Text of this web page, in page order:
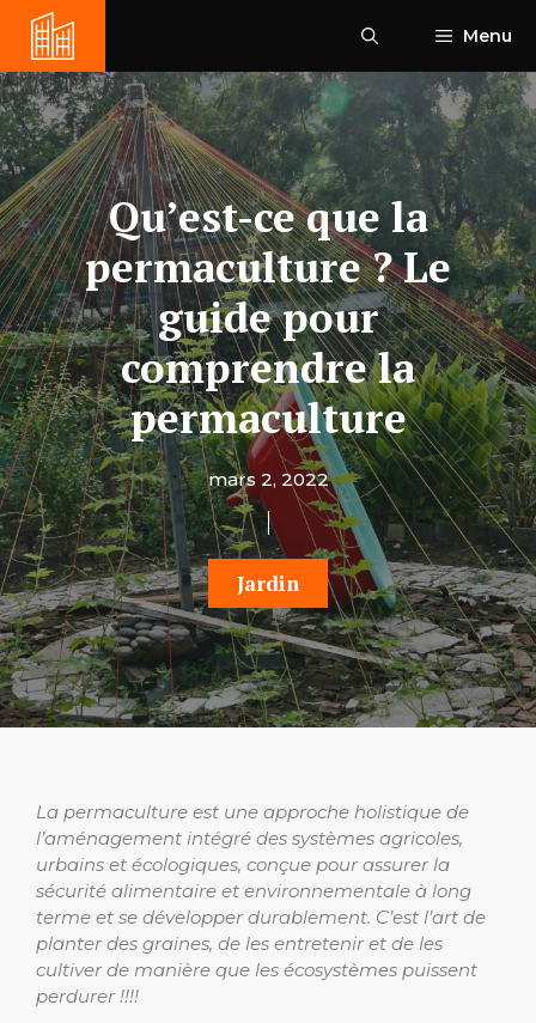
Aller
contenu
Menu
Qu’est-ce que la
permaculture ? Le
guide pour
comprendre la
permaculture
mars 2, 2022
Jardin
La permaculture est une approche holistique de
l’aménagement intégré des systèmes agricoles,
urbains et écologiques, conçue pour assurer la
sécurité alimentaire et environnementale à long
terme et se développer durablement. C’est l’art de
planter des graines, de les entretenir et de les
cultiver de manière que les écosystèmes puissent
perdurer !!!!